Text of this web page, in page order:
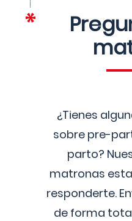
¿Tienes
sobre pre-
parto?
matronas
responderte.
de forma